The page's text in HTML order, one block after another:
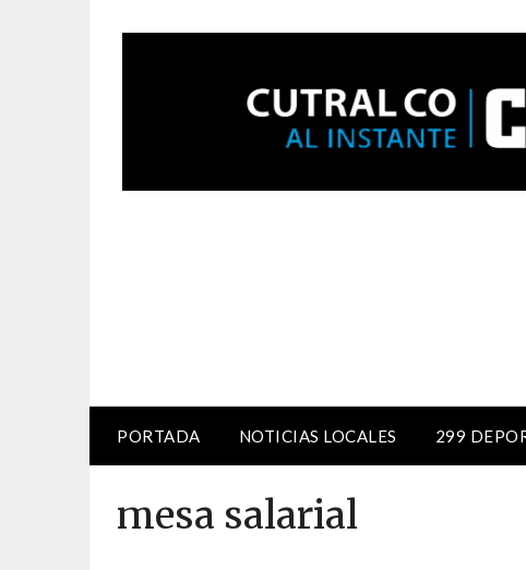
PORTADA NOTICIAS LOCALES 299
mesa salarial